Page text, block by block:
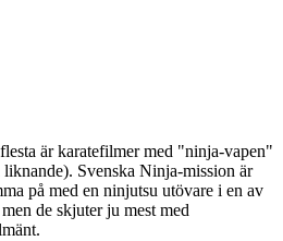
är karatefilmer med "ninja-vapen"
Svenska Ninja-mission är
på med en ninjutsu utövare i en av
de skjuter ju mest med